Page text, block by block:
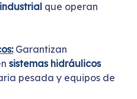
que operan
Garantizan
sistemas hidráulicos
pesada y equipos de